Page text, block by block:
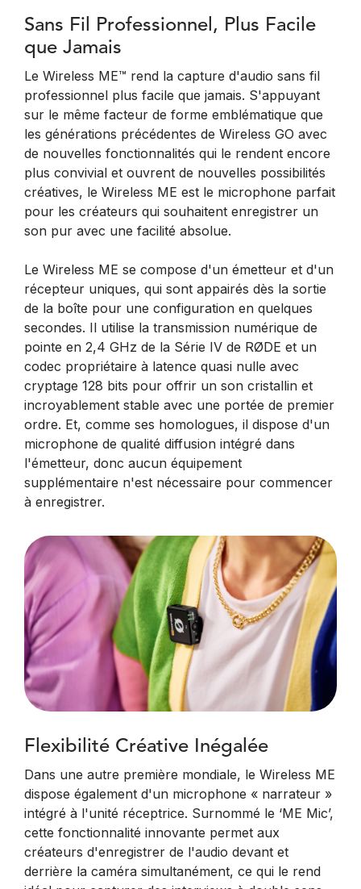
Sans Fil Professionnel, Plus Facile
que Jamais
Le Wireless ME™ rend la capture d'audio sans fil
professionnel plus facile que jamais. S'appuyant
sur le même facteur de forme emblématique que
les générations précédentes de Wireless GO avec
de nouvelles fonctionnalités qui le rendent encore
plus convivial et ouvrent de nouvelles possibilités
créatives, le Wireless ME est le microphone parfait
pour les créateurs qui souhaitent enregistrer un
son pur avec une facilité absolue.
Le Wireless ME se compose d'un émetteur et d'un
récepteur uniques, qui sont appairés dès la sortie
de la boîte pour une configuration en quelques
secondes. Il utilise la transmission numérique de
pointe en 2,4 GHz de la Série IV de RØDE et un
codec propriétaire à latence quasi nulle avec
cryptage 128 bits pour offrir un son cristallin et
incroyablement stable avec une portée de premier
ordre. Et, comme ses homologues, il dispose d'un
microphone de qualité diffusion intégré dans
l'émetteur, donc aucun équipement
supplémentaire n'est nécessaire pour commencer
à enregistrer.
Flexibilité Créative Inégalée
Dans une autre première mondiale, le Wireless ME
dispose également d'un microphone « narrateur »
intégré à l'unité réceptrice. Surnommé le ‘ME Mic’,
cette fonctionnalité innovante permet aux
créateurs d'enregistrer de l'audio devant et
derrière la caméra simultanément, ce qui le rend